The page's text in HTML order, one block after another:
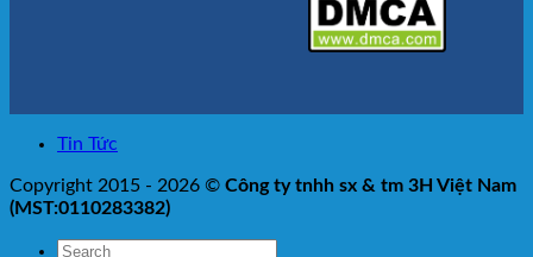
Tin Tức
Copyright 2015 - 2026 © Công ty tnhh sx & tm 3H Việt Nam
(MST:0110283382)